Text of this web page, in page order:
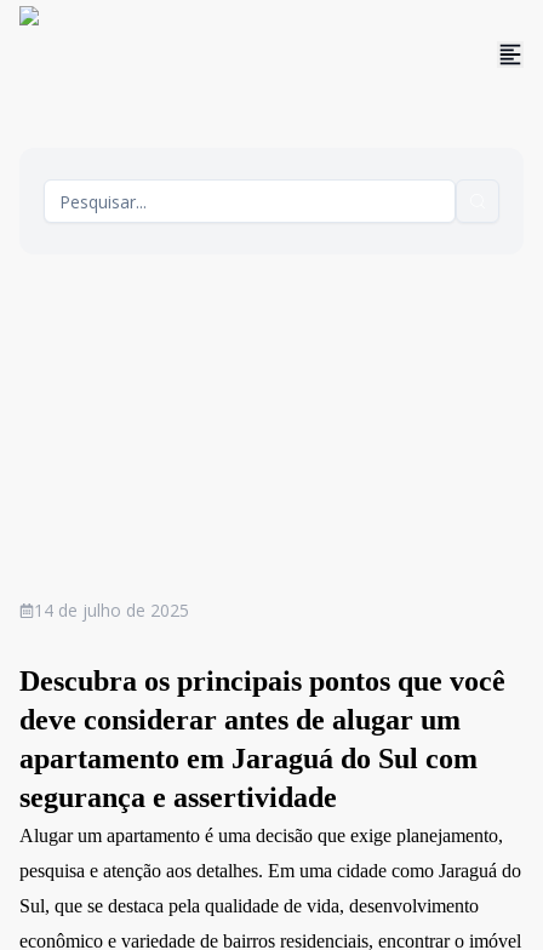
14 de julho de 2025
Descubra os principais pontos que você
deve considerar antes de alugar um
apartamento em Jaraguá do Sul com
segurança e assertividade
Alugar um apartamento é uma decisão que exige planejamento,
pesquisa e atenção aos detalhes. Em uma cidade como Jaraguá do
Sul, que se destaca pela qualidade de vida, desenvolvimento
econômico e variedade de bairros residenciais, encontrar o imóvel